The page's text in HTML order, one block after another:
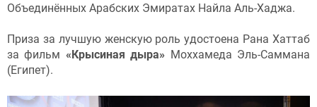
Объединённых Арабских Эмиратах Найла Аль-Хаджа.
Приза за лучшую женскую роль удостоена Рана Хаттаб
за фильм «Крысиная дыра» Моххамеда Эль-Саммана
(Египет).